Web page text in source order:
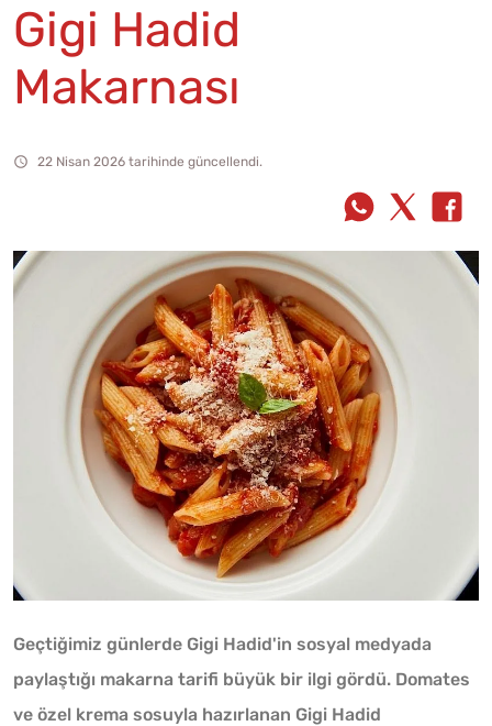
Gigi Hadid
Makarnası
22 Nisan 2026 tarihinde güncellendi.
Geçtiğimiz günlerde Gigi Hadid'in sosyal medyada
paylaştığı makarna tarifi büyük bir ilgi gördü. Domates
ve özel krema sosuyla hazırlanan Gigi Hadid